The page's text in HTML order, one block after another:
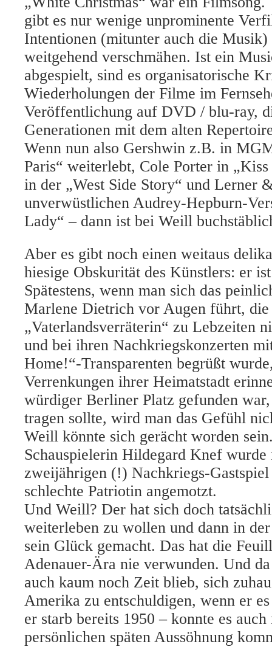
gibt es nur wenige unprominente
Intentionen (mitunter auch die Musik)
weitgehend verschmähen. Ist ein
abgespielt, sind es organisatorische
Wiederholungen der Filme im
Veröffentlichung auf DVD / blu-ray,
Generationen mit dem alten
Wenn nun also Gershwin z.B. in
Paris“ weiterlebt, Cole Porter in
in der „West Side Story“ und Lerner
unverwüstlichen Audrey-Hepburn-
Lady“ – dann ist bei Weill
Aber es gibt noch einen weitaus
hiesige Obskurität des Künstlers: er
Spätestens, wenn man sich das
Marlene Dietrich vor Augen führt, die
„Vaterlandsverräterin“ zu Lebzeiten
und bei ihren Nachkriegskonzerten
Home!“-Transparenten begrüßt
Verrenkungen ihrer Heimatstadt
würdiger Berliner Platz gefunden
tragen sollte, wird man das Gefühl
Weill könnte sich gerächt worden
Schauspielerin Hildegard Knef wurde
zweijährigen (!) Nachkriegs-
schlechte Patriotin angemotzt.
Und Weill? Der hat sich doch
weiterleben zu wollen und dann in
sein Glück gemacht. Das hat die
Adenauer-Ära nie verwunden. Und
auch kaum noch Zeit blieb, sich
Amerika zu entschuldigen, wenn er
er starb bereits 1950 – konnte es
persönlichen späten Aussöhnung